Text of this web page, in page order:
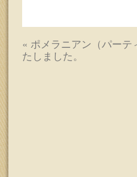
« ポメラニアン（パーテ
たしました。